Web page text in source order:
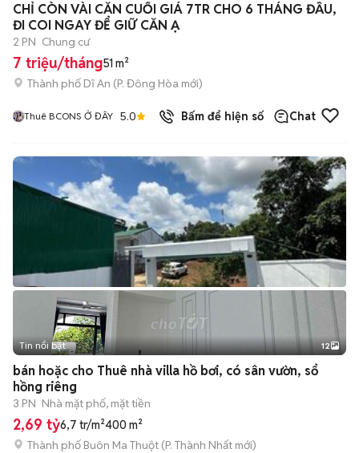
CHỈ CÒN VÀI CĂN CUỐI GIÁ 7TR CHO 6 THÁNG ĐẦU,
ĐI COI NGAY ĐỂ GIỮ CĂN Ạ
2 PN Chung cư
7 triệu/tháng51 m²
Thành phố Dĩ An (P. Đông Hòa mới)
Thuê BCONS Ở ĐÂY 5.0 Bấm để hiện số Chat
+2
Tin nổi bật 12
bán hoặc cho Thuê nhà villa hồ bơi, có sân vườn, sổ
hồng riêng
3 PN Nhà mặt phố, mặt tiền
2,69 tỷ6,7 tr/m²400 m²
Thành phố Buôn Ma Thuột (P. Thành Nhất mới)